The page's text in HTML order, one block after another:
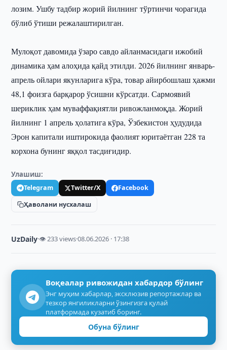
лозим. Ушбу тадбир жорий йилнинг тўртинчи чорагида
бўлиб ўтиши режалаштирилган.
Мулоқот давомида ўзаро савдо айланмасидаги ижобий
динамика ҳам алоҳида қайд этилди. 2026 йилнинг январь-
апрель ойлари якунларига кўра, товар айирбошлаш ҳажми
48,1 фоизга барқарор ўсишни кўрсатди. Сармоявий
шериклик ҳам муваффақиятли ривожланмоқда. Жорий
йилнинг 1 апрель ҳолатига кўра, Ўзбекистон ҳудудида
Эрон капитали иштирокида фаолият юритаётган 228 та
корхона бунинг яққол тасдиғидир.
Улашиш:
Telegram Twitter/X
Facebook
Ҳаволани нусхалаш
UzDaily·👁 233 views·08.06.2026 · 17:38
Воқеалар ривожидан хабардор бўлинг
Энг муҳим хабарлар, эксклюзив репортажлар ва
тезкор янгиликларни ўзингизга қулай
платформада кузатиб боринг.
Обуна бўлинг